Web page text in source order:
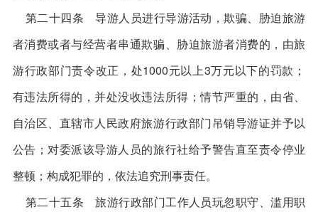
第二十四条 导游人员进行导游活动，欺骗、胁迫旅游
者消费或者与经营者串通欺骗、胁迫旅游者消费的，由旅
游行政部门责令改正，处1000元以上3万元以下的罚款；
有违法所得的，并处没收违法所得；情节严重的，由省、
自治区、直辖市人民政府旅游行政部门吊销导游证并予以
公告；对委派该导游人员的旅行社给予警告直至责令停业
整顿；构成犯罪的，依法追究刑事责任。
第二十五条 旅游行政部门工作人员玩忽职守、滥用职